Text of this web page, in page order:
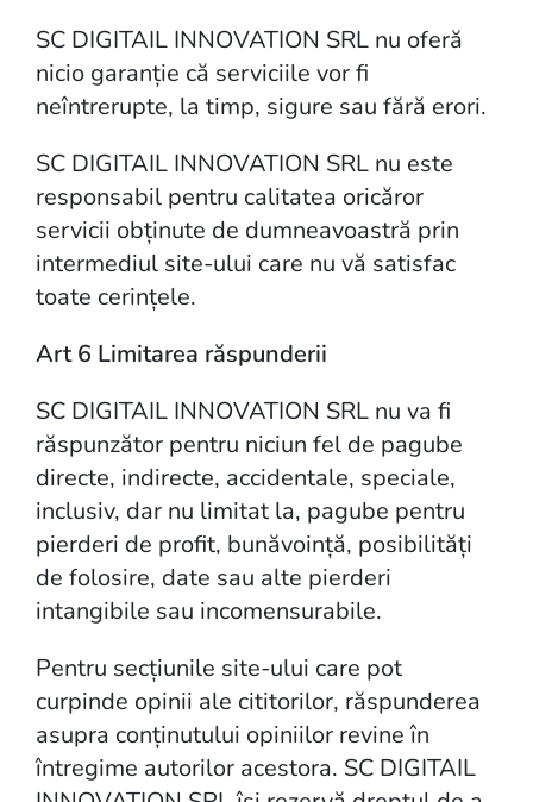
SC DIGITAIL INNOVATION SRL nu oferă
nicio garanție că serviciile vor fi
neîntrerupte, la timp, sigure sau fără erori.
SC DIGITAIL INNOVATION SRL nu este
responsabil pentru calitatea oricăror
servicii obținute de dumneavoastră prin
intermediul site-ului care nu vă satisfac
toate cerințele.
Art 6 Limitarea răspunderii
SC DIGITAIL INNOVATION SRL nu va fi
răspunzător pentru niciun fel de pagube
directe, indirecte, accidentale, speciale,
inclusiv, dar nu limitat la, pagube pentru
pierderi de profit, bunăvoință, posibilități
de folosire, date sau alte pierderi
intangibile sau incomensurabile.
Pentru secțiunile site-ului care pot
curpinde opinii ale cititorilor, răspunderea
asupra conținutului opiniilor revine în
întregime autorilor acestora. SC DIGITAIL